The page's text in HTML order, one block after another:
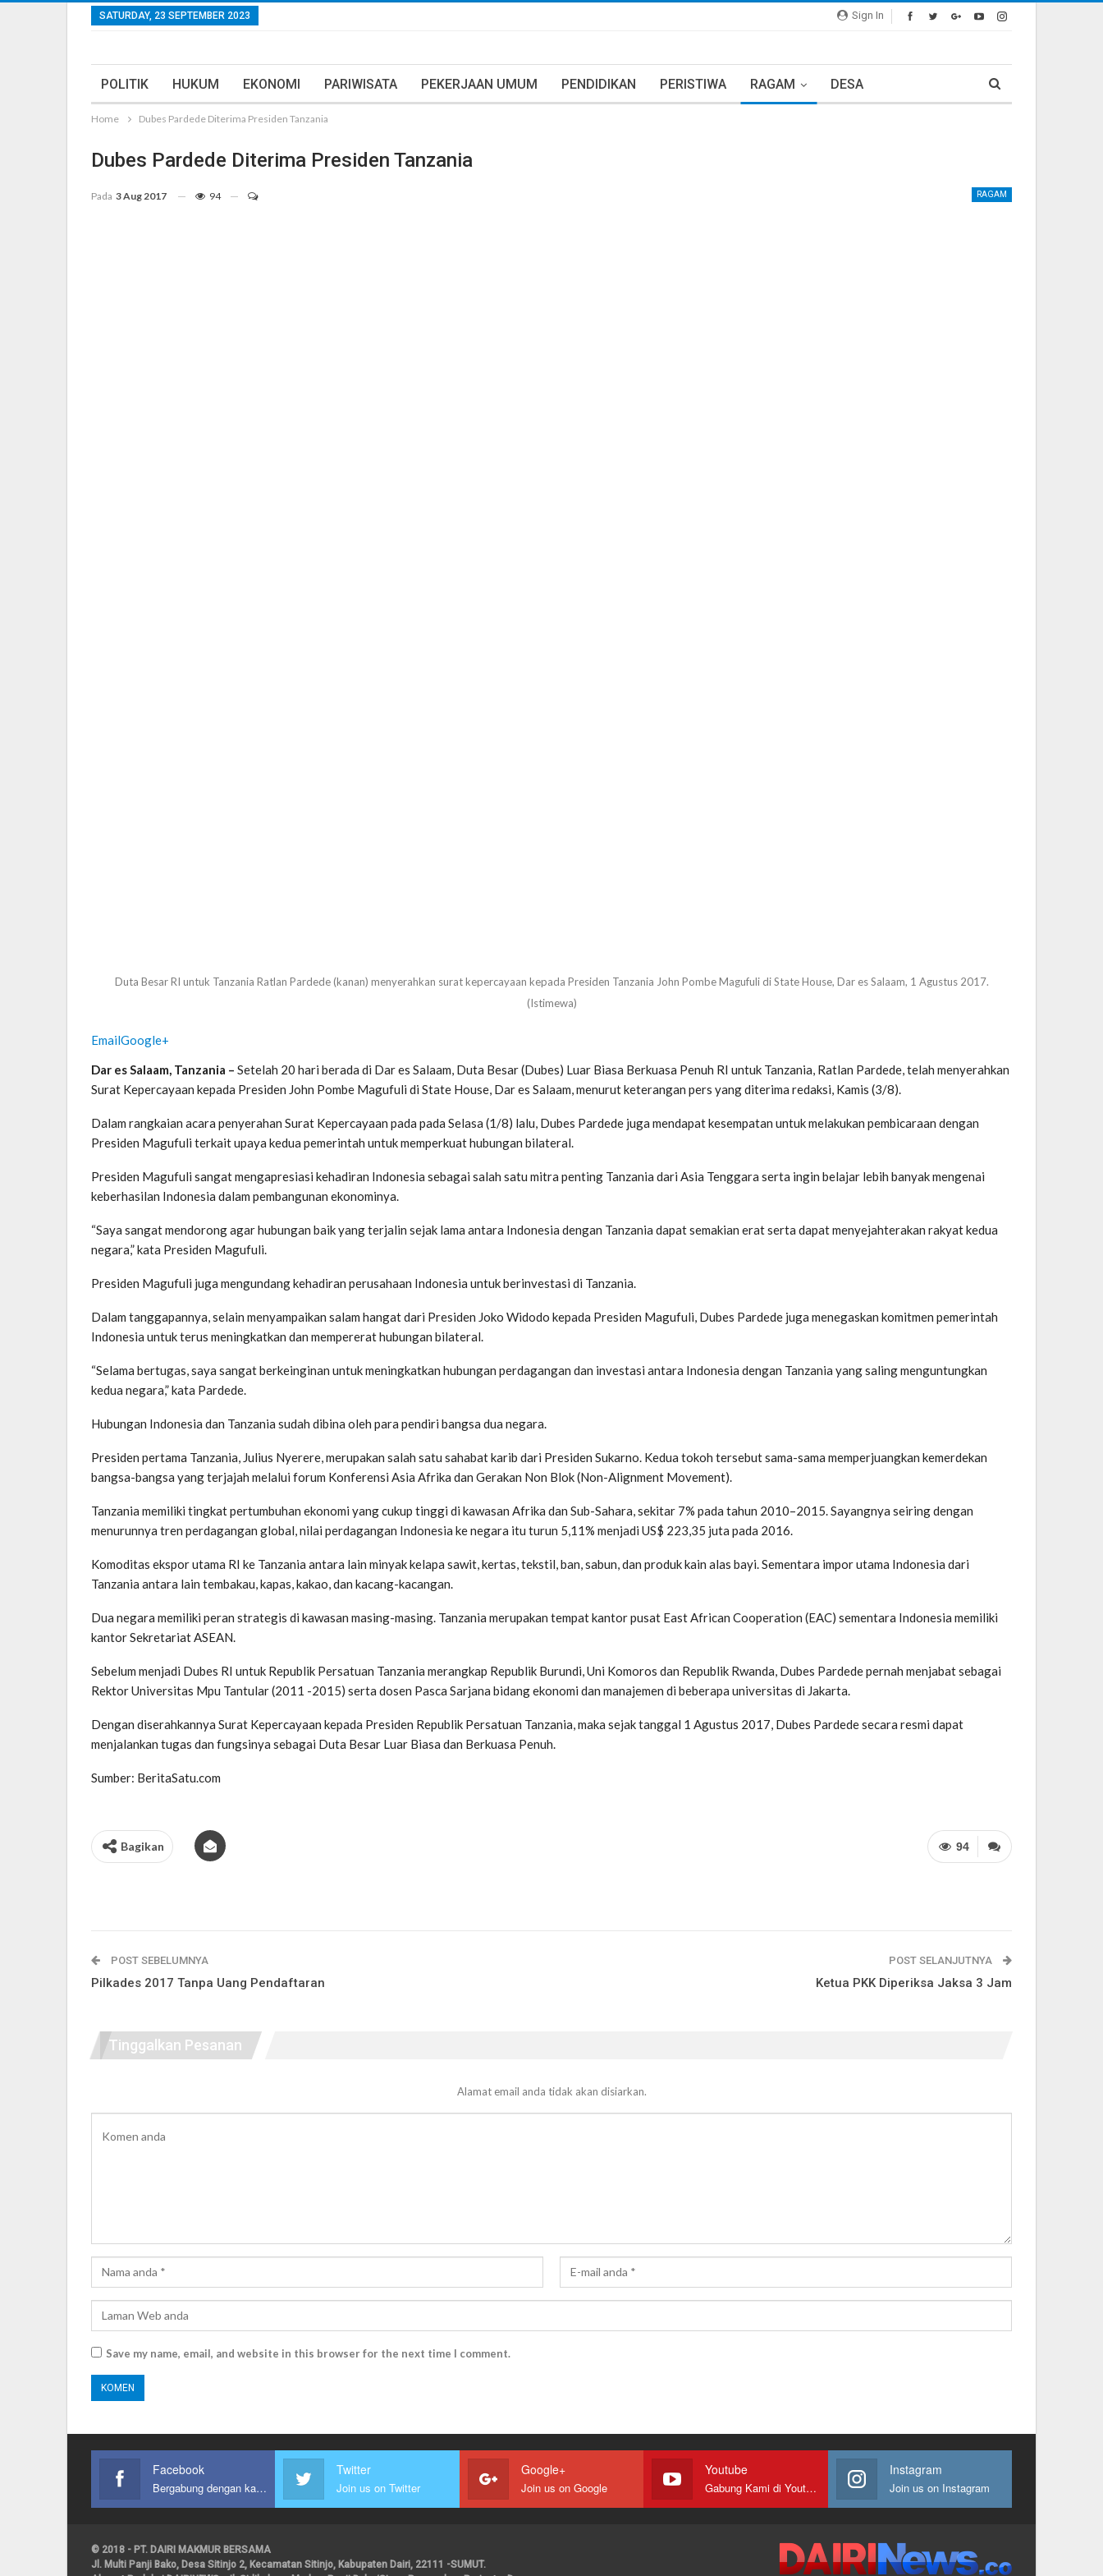
Sign In
SATURDAY, 23 SEPTEMBER 2023
POLITIK HUKUM EKONOMI PARIWISATA PEKERJAAN UMUM PENDIDIKAN PERISTIWA RAGAM DESA
Home Dubes Pardede Diterima Presiden Tanzania
Dubes Pardede Diterima Presiden Tanzania
RAGAM
Pada 3 Aug 2017 94
Duta Besar RI untuk Tanzania Ratlan Pardede (kanan) menyerahkan surat kepercayaan kepada Presiden Tanzania John Pombe Magufuli di State House, Dar es Salaam, 1 Agustus 2017.
(Istimewa)
EmailGoogle+
Dar es Salaam, Tanzania – Setelah 20 hari berada di Dar es Salaam, Duta Besar (Dubes) Luar Biasa Berkuasa Penuh RI untuk Tanzania, Ratlan Pardede, telah menyerahkan
Surat Kepercayaan kepada Presiden John Pombe Magufuli di State House, Dar es Salaam, menurut keterangan pers yang diterima redaksi, Kamis (3/8).
Dalam rangkaian acara penyerahan Surat Kepercayaan pada pada Selasa (1/8) lalu, Dubes Pardede juga mendapat kesempatan untuk melakukan pembicaraan dengan
Presiden Magufuli terkait upaya kedua pemerintah untuk memperkuat hubungan bilateral.
Presiden Magufuli sangat mengapresiasi kehadiran Indonesia sebagai salah satu mitra penting Tanzania dari Asia Tenggara serta ingin belajar lebih banyak mengenai
keberhasilan Indonesia dalam pembangunan ekonominya.
“Saya sangat mendorong agar hubungan baik yang terjalin sejak lama antara Indonesia dengan Tanzania dapat semakian erat serta dapat menyejahterakan rakyat kedua
negara,” kata Presiden Magufuli.
Presiden Magufuli juga mengundang kehadiran perusahaan Indonesia untuk berinvestasi di Tanzania.
Dalam tanggapannya, selain menyampaikan salam hangat dari Presiden Joko Widodo kepada Presiden Magufuli, Dubes Pardede juga menegaskan komitmen pemerintah
Indonesia untuk terus meningkatkan dan mempererat hubungan bilateral.
“Selama bertugas, saya sangat berkeinginan untuk meningkatkan hubungan perdagangan dan investasi antara Indonesia dengan Tanzania yang saling menguntungkan
kedua negara,” kata Pardede.
Hubungan Indonesia dan Tanzania sudah dibina oleh para pendiri bangsa dua negara.
Presiden pertama Tanzania, Julius Nyerere, merupakan salah satu sahabat karib dari Presiden Sukarno. Kedua tokoh tersebut sama-sama memperjuangkan kemerdekan
bangsa-bangsa yang terjajah melalui forum Konferensi Asia Afrika dan Gerakan Non Blok (Non-Alignment Movement).
Tanzania memiliki tingkat pertumbuhan ekonomi yang cukup tinggi di kawasan Afrika dan Sub-Sahara, sekitar 7% pada tahun 2010–2015. Sayangnya seiring dengan
menurunnya tren perdagangan global, nilai perdagangan Indonesia ke negara itu turun 5,11% menjadi US$ 223,35 juta pada 2016.
Komoditas ekspor utama RI ke Tanzania antara lain minyak kelapa sawit, kertas, tekstil, ban, sabun, dan produk kain alas bayi. Sementara impor utama Indonesia dari
Tanzania antara lain tembakau, kapas, kakao, dan kacang-kacangan.
Dua negara memiliki peran strategis di kawasan masing-masing. Tanzania merupakan tempat kantor pusat East African Cooperation (EAC) sementara Indonesia memiliki
kantor Sekretariat ASEAN.
Sebelum menjadi Dubes RI untuk Republik Persatuan Tanzania merangkap Republik Burundi, Uni Komoros dan Republik Rwanda, Dubes Pardede pernah menjabat sebagai
Rektor Universitas Mpu Tantular (2011 -2015) serta dosen Pasca Sarjana bidang ekonomi dan manajemen di beberapa universitas di Jakarta.
Dengan diserahkannya Surat Kepercayaan kepada Presiden Republik Persatuan Tanzania, maka sejak tanggal 1 Agustus 2017, Dubes Pardede secara resmi dapat
menjalankan tugas dan fungsinya sebagai Duta Besar Luar Biasa dan Berkuasa Penuh.
Sumber: BeritaSatu.com
94
Bagikan
POST SEBELUMNYA
Pilkades 2017 Tanpa Uang Pendaftaran
POST SELANJUTNYA
Ketua PKK Diperiksa Jaksa 3 Jam
Tinggalkan Pesanan
Alamat email anda tidak akan disiarkan.
Save my name, email, and website in this browser for the next time I comment.
Facebook
Bergabung dengan kami
Twitter
Join us on Twitter
Google+
Join us on Google
Youtube
Gabung Kami di Youtube
Instagram
Join us on Instagram
© 2018 - PT. DAIRI MAKMUR BERSAMA
Jl. Multi Panji Bako, Desa Sitinjo 2, Kecamatan Sitinjo, Kabupaten Dairi, 22111 -SUMUT.